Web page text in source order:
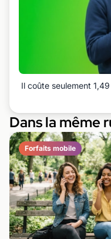
Il coûte seulement
Dans la même
Forfaits mobile